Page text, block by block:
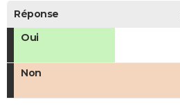
Réponse
Oui
Non